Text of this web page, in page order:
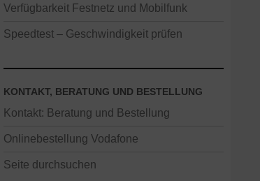
Verfügbarkeit Festnetz und Mobilfunk
Speedtest – Geschwindigkeit prüfen
KONTAKT, BERATUNG UND BESTELLUNG
Kontakt: Beratung und Bestellung
Onlinebestellung Vodafone
Seite durchsuchen